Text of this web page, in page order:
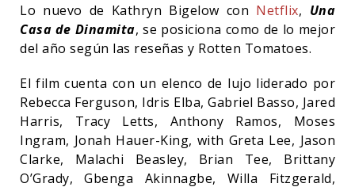
Lo nuevo de Kathryn Bigelow con Netflix, Una
Casa de Dinamita, se posiciona como de lo mejor
del año según las reseñas y Rotten Tomatoes.
El film cuenta con un elenco de lujo liderado por
Rebecca Ferguson, Idris Elba, Gabriel Basso, Jared
Harris, Tracy Letts, Anthony Ramos, Moses
Ingram, Jonah Hauer-King, with Greta Lee, Jason
Clarke, Malachi Beasley, Brian Tee, Brittany
O’Grady, Gbenga Akinnagbe, Willa Fitzgerald,